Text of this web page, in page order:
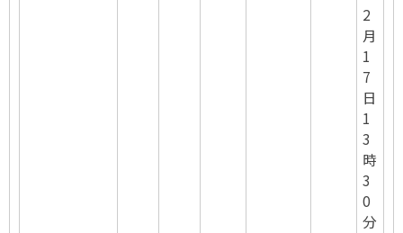
2
月
1
7
日
1
3
時
3
0
分